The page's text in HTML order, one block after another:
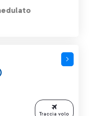
Traccia volo